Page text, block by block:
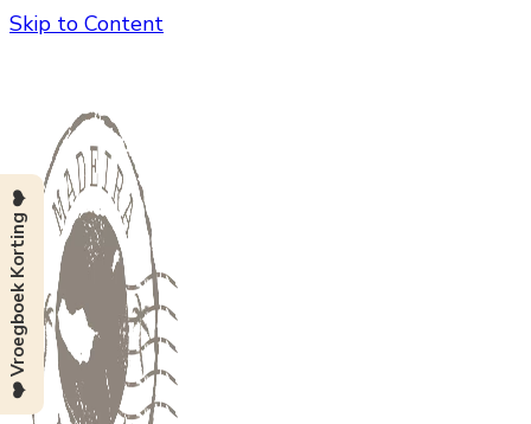
Skip to Content
❤️ Vroegboek Korting ❤️